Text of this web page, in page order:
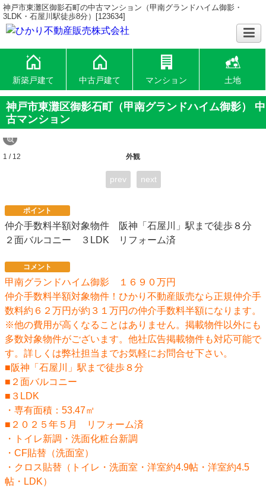
神戸市東灘区御影石町の中古マンション（甲南グランドハイム御影・
3LDK・石屋川駅徒歩8分）[123634]
新築戸建て 中古戸建て マンション 土地
神戸市東灘区御影石町（甲南グランドハイム御影） 中
古マンション
外観
1 / 12
prev next
ポイント
仲介手数料半額対象物件 阪神「石屋川」駅まで徒歩８分
２面バルコニー ３LDK リフォーム済
コメント
甲南グランドハイム御影 １６９０万円
仲介手数料半額対象物件！ひかり不動産販売なら正規仲介手
数料約６２万円が約３１万円の仲介手数料半額になります。
※他の費用が高くなることはありません。掲載物件以外にも
多数対象物件がございます。他社広告掲載物件も対応可能で
す。詳しくは弊社担当までお気軽にお問合せ下さい。
■阪神「石屋川」駅まで徒歩８分
■２面バルコニー
■３LDK
・専有面積：53.47㎡
■２０２５年５月 リフォーム済
・トイレ新調・洗面化粧台新調
・CF貼替（洗面室）
・クロス貼替（トイレ・洗面室・洋室約4.9帖・洋室約4.5
帖・LDK）